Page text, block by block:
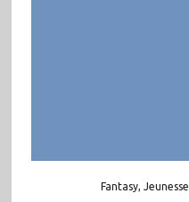
Fantasy,Jeunesse